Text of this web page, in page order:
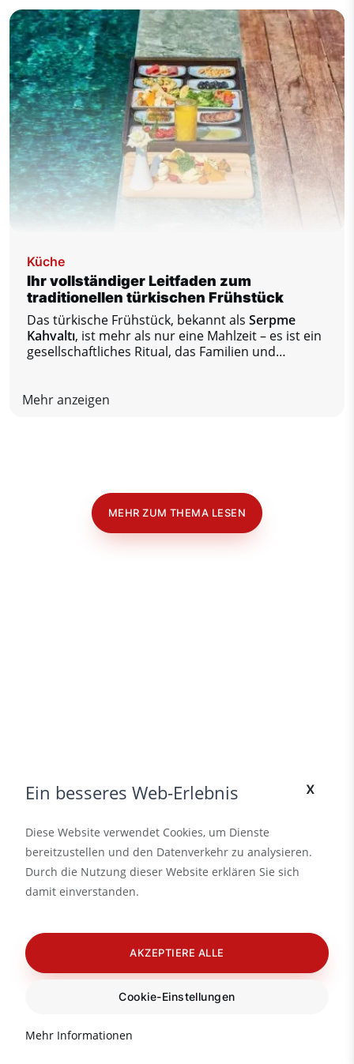
Service. Egal, ob Istanbul Ihr endgültiges Reiseziel
oder nur ein Transitpunkt ist, dieser Leitfaden
enthält alles, was Sie für einen stressfreien und
angenehmen Aufenthalt am Flughafen wissen
müssen.
Küche
Ihr vollständiger Leitfaden zum
traditionellen türkischen Frühstück
Das türkische Frühstück, bekannt als Serpme
Kahvaltı, ist mehr als nur eine Mahlzeit – es ist ein
gesellschaftliches Ritual, das Familien und
Mehr anzeigen
MEHR ZUM THEMA LESEN
x
Ein besseres Web-Erlebnis
Diese Website verwendet Cookies, um Dienste
bereitzustellen und den Datenverkehr zu analysieren.
Durch die Nutzung dieser Website erklären Sie sich
damit einverstanden.
AKZEPTIERE ALLE
Cookie-Einstellungen
Mehr Informationen